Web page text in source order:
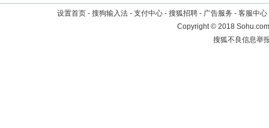
设置首页 - 搜狗输入法 - 支付中心 - 搜狐招聘 - 广告服务 - 客服中心
Copyright©2018
搜狐不良信息举